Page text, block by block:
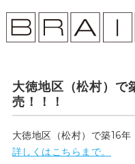
土地売買
会社概要
大徳地区（松村）で
売！！！
大徳地区（松村）で築16
詳しくはこちらまで。